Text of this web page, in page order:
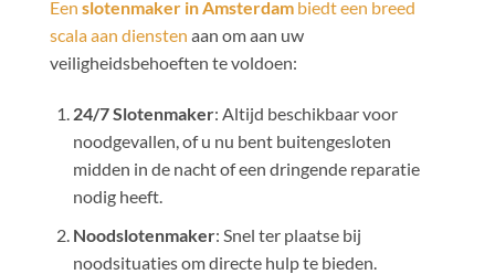
Een slotenmaker in Amsterdam biedt een breed
scala aan diensten aan om aan uw
veiligheidsbehoeften te voldoen:
24/7 Slotenmaker: Altijd beschikbaar voor
noodgevallen, of u nu bent buitengesloten
midden in de nacht of een dringende reparatie
nodig heeft.
Noodslotenmaker: Snel ter plaatse bij
noodsituaties om directe hulp te bieden.